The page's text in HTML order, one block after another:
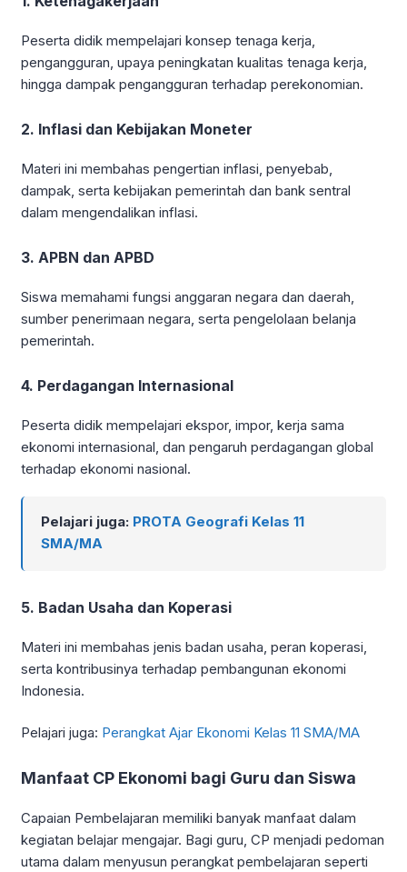
Peserta didik mempelajari konsep tenaga kerja,
pengangguran, upaya peningkatan kualitas tenaga kerja,
hingga dampak pengangguran terhadap perekonomian.
2. Inflasi dan Kebijakan Moneter
Materi ini membahas pengertian inflasi, penyebab,
dampak, serta kebijakan pemerintah dan bank sentral
dalam mengendalikan inflasi.
3. APBN dan APBD
Siswa memahami fungsi anggaran negara dan daerah,
sumber penerimaan negara, serta pengelolaan belanja
pemerintah.
4. Perdagangan Internasional
Peserta didik mempelajari ekspor, impor, kerja sama
ekonomi internasional, dan pengaruh perdagangan global
terhadap ekonomi nasional.
Pelajari juga: PROTA Geografi Kelas 11
SMA/MA
5. Badan Usaha dan Koperasi
Materi ini membahas jenis badan usaha, peran koperasi,
serta kontribusinya terhadap pembangunan ekonomi
Indonesia.
Pelajari juga: Perangkat Ajar Ekonomi Kelas 11 SMA/MA
Manfaat CP Ekonomi bagi Guru dan Siswa
Capaian Pembelajaran memiliki banyak manfaat dalam
kegiatan belajar mengajar. Bagi guru, CP menjadi pedoman
utama dalam menyusun perangkat pembelajaran seperti